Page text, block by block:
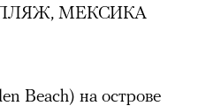
МЕКСИКА
Beach) на острове